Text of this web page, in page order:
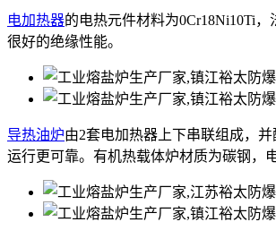
电加热器的电热元件材料为0Cr18Ni10Ti
很好的绝缘性能。
导热油炉由2套电加热器上下串联组成，
运行更可靠。有机热载体炉材质为碳钢，